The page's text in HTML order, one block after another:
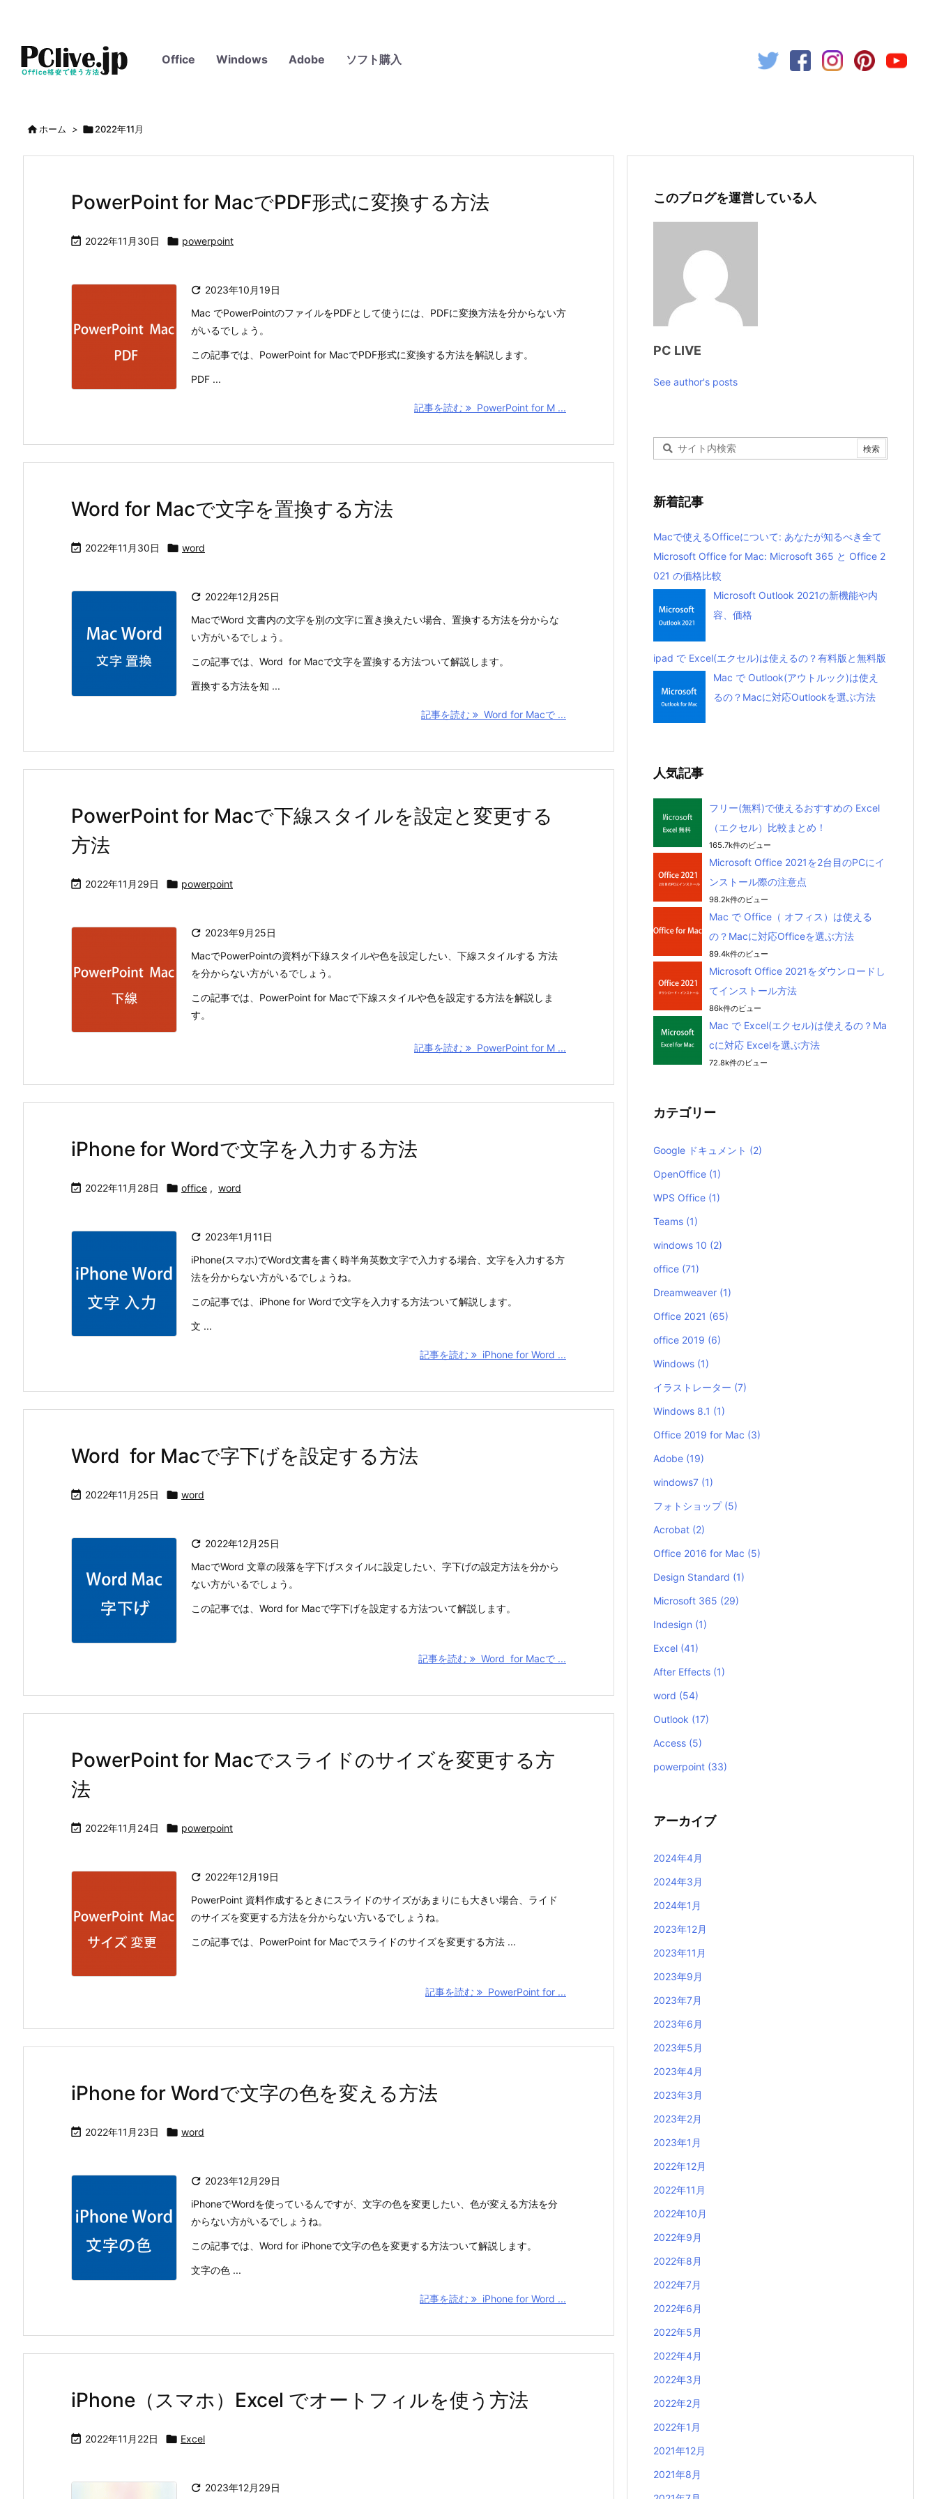
Office Windows Adobe ソフト購入
ホーム > 2022年11月
PowerPoint for MacでPDF形式に変換する方法
 2022年11月30日  powerpoint
 2023年10月19日
Mac でPowerPointのファイルをPDFとして使うには、PDFに変換方法を分からない方
がいるでしょう。
この記事では、PowerPoint for MacでPDF形式に変換する方法を解説します。
PDF ...
記事を読む PowerPoint for M ...
Word for Macで文字を置換する方法
 2022年11月30日  word
 2022年12月25日
MacでWord 文書内の文字を別の文字に置き換えたい場合、置換する方法を分からな
い方がいるでしょう。
この記事では、Word for Macで文字を置換する方法ついて解説します。
置換する方法を知 ...
記事を読む Word for Macで ...
PowerPoint for Macで下線スタイルを設定と変更する
方法
 2022年11月29日  powerpoint
 2023年9月25日
MacでPowerPointの資料が下線スタイルや色を設定したい、下線スタイルする 方法
を分からない方がいるでしょう。
この記事では、PowerPoint for Macで下線スタイルや色を設定する方法を解説しま
す。
記事を読む PowerPoint for M ...
iPhone for Wordで文字を入力する方法
 2022年11月28日  office , word
 2023年1月11日
iPhone(スマホ)でWord文書を書く時半角英数文字で入力する場合、文字を入力する方
法を分からない方がいるでしょうね。
この記事では、iPhone for Wordで文字を入力する方法ついて解説します。
文 ...
記事を読む iPhone for Word ...
Word for Macで字下げを設定する方法
 2022年11月25日  word
 2022年12月25日
MacでWord 文章の段落を字下げスタイルに設定したい、字下げの設定方法を分から
ない方がいるでしょう。
この記事では、Word for Macで字下げを設定する方法ついて解説します。
記事を読む Word for Macで ...
PowerPoint for Macでスライドのサイズを変更する方
法
 2022年11月24日  powerpoint
 2022年12月19日
PowerPoint 資料作成するときにスライドのサイズがあまりにも大きい場合、ライド
のサイズを変更する方法を分からない方いるでしょうね。
この記事では、PowerPoint for Macでスライドのサイズを変更する方法 ...
記事を読む PowerPoint for ...
iPhone for Wordで文字の色を変える方法
 2022年11月23日  word
 2023年12月29日
iPhoneでWordを使っているんですが、文字の色を変更したい、色が変える方法を分
からない方がいるでしょうね。
この記事では、Word for iPhoneで文字の色を変更する方法ついて解説します。
文字の色 ...
記事を読む iPhone for Word ...
iPhone（スマホ）Excel でオートフィルを使う方法
 2022年11月22日  Excel
 2023年12月29日
このブログを運営している人
PC LIVE
See author's posts
新着記事
Macで使えるOfficeについて: あなたが知るべき全て
Microsoft Office for Mac: Microsoft 365 と Office 2
021 の価格比較
Microsoft Outlook 2021の新機能や内
容、価格
ipad で Excel(エクセル)は使えるの？有料版と無料版
Mac で Outlook(アウトルック)は使え
るの？Macに対応Outlookを選ぶ方法
人気記事
フリー(無料)で使えるおすすめの Excel
（エクセル）比較まとめ！
165.7k件のビュー
Microsoft Office 2021を2台目のPCにイ
ンストール際の注意点
98.2k件のビュー
Mac で Office（ オフィス）は使える
の？Macに対応Officeを選ぶ方法
89.4k件のビュー
Microsoft Office 2021をダウンロードし
てインストール方法
86k件のビュー
Mac で Excel(エクセル)は使えるの？Ma
cに対応 Excelを選ぶ方法
72.8k件のビュー
カテゴリー
Google ドキュメント (2)
OpenOffice (1)
WPS Office (1)
Teams (1)
windows 10 (2)
office (71)
Dreamweaver (1)
Office 2021 (65)
office 2019 (6)
Windows (1)
イラストレーター (7)
Windows 8.1 (1)
Office 2019 for Mac (3)
Adobe (19)
windows7 (1)
フォトショップ (5)
Acrobat (2)
Office 2016 for Mac (5)
Design Standard (1)
Microsoft 365 (29)
Indesign (1)
Excel (41)
After Effects (1)
word (54)
Outlook (17)
Access (5)
powerpoint (33)
アーカイブ
2024年4月
2024年3月
2024年1月
2023年12月
2023年11月
2023年9月
2023年7月
2023年6月
2023年5月
2023年4月
2023年3月
2023年2月
2023年1月
2022年12月
2022年11月
2022年10月
2022年9月
2022年8月
2022年7月
2022年6月
2022年5月
2022年4月
2022年3月
2022年2月
2022年1月
2021年12月
2021年8月